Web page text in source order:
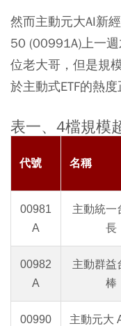
然而主動元大AI新
50 (00991A)上一
位老大哥，但是規
於主動式ETF的熱度
表一、4檔規模
代號 名稱
00981
A
主動統一
長
00982
A
主動群益
棒
00990 主動元大